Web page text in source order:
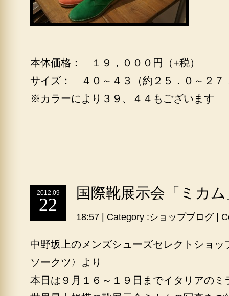
本体価格： １９，０００円（+税）
サイズ： ４０～４３（約２５．０～２７
※カラーにより３９、４４もございます
2012.09
22
国際靴展示会「ミカ
18:57 | Category :ショップブログ|
中野坂上のメンズシューズセレクトショッ
ソークツ〉より
本日は９月１６～１９日までイタリアのミ